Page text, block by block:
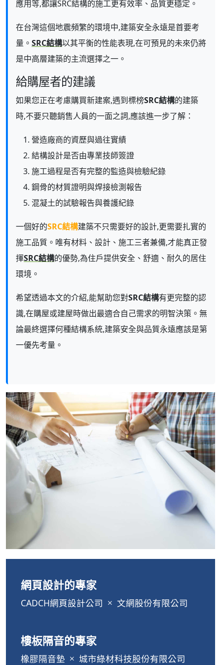
應用等,都讓SRC結構的施工更有效率、品質更穩定。
在台灣這個地震頻繁的環境中,建築安全永遠是首要考
量。 SRC結構以其平衡的性能表現,在可預見的未來仍將
是中高層建築的主流選擇之一。
給購屋者的建議
如果您正在考慮購買新建案,遇到標榜SRC結構的建築
時,不要只聽銷售人員的一面之詞,應該進一步了解：
營造廠商的資歷與過往實績
結構設計是否由專業技師簽證
施工過程是否有完整的監造與檢驗紀錄
鋼骨的材質證明與焊接檢測報告
混凝土的試驗報告與養護紀錄
一個好的SRC結構建築不只需要好的設計,更需要扎實的
施工品質。唯有材料、設計、施工三者兼備,才能真正發
揮SRC結構的優勢,為住戶提供安全、舒適、耐久的居住
環境。
希望透過本文的介紹,能幫助您對SRC結構有更完整的認
識,在購屋或建屋時做出最適合自己需求的明智決策。無
論最終選擇何種結構系統,建築安全與品質永遠應該是第
一優先考量。
網頁設計的專家
CADCH網頁設計公司 文網股份有限公司
樓板隔音的專家
橡膠隔音墊 城市綠材科技股份有限公司